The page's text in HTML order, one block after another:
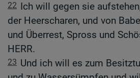
22 Ich will gegen sie
der Heerscharen, und von
und Überrest, Spross und
HERR.
23 Und ich will es zum